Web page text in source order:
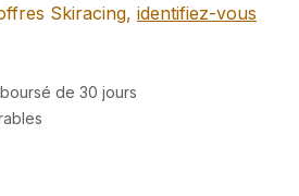
Skiracing, identifiez-vous
de 30 jours